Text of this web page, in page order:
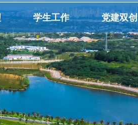
学生工作 党建双创